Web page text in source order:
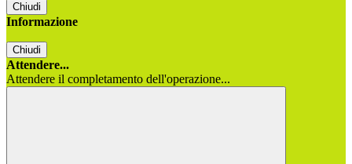
Chiudi
Informazione
Chiudi
Attendere...
Attendere il completamento dell'operazione...